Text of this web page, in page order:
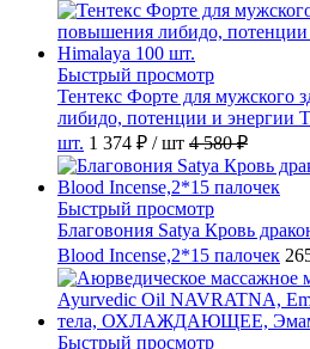
Быстрый просмотр
Тентекс Форте для мужского
либидо, потенции и энергии
шт. 1 374 ₽ / шт 4 580 ₽
Быстрый просмотр
Благовония Satya Кровь
Blood Incense,2*15 палочек
Быстрый просмотр